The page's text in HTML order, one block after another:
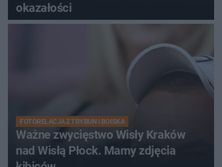
okazałości
FOTORELACJA Z TRYBUN I BOISKA
Ważne zwycięstwo Wisły Kraków
nad Wisłą Płock. Mamy zdjęcia